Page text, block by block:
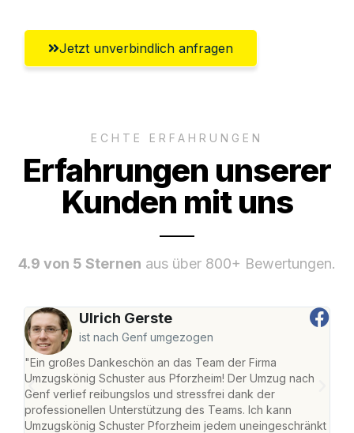
Jetzt unverbindlich anfragen
ECHTE ERFAHRUNGEN
Erfahrungen unserer
Kunden mit uns
4.9 von 5 Sternen aus über 800+ Bewertungen.
Ulrich Gerste
ist nach Genf umgezogen
"Ein großes Dankeschön an das Team der Firma
Umzugskönig Schuster aus Pforzheim! Der Umzug nach
Genf verlief reibungslos und stressfrei dank der
professionellen Unterstützung des Teams. Ich kann
Umzugskönig Schuster Pforzheim jedem uneingeschränkt